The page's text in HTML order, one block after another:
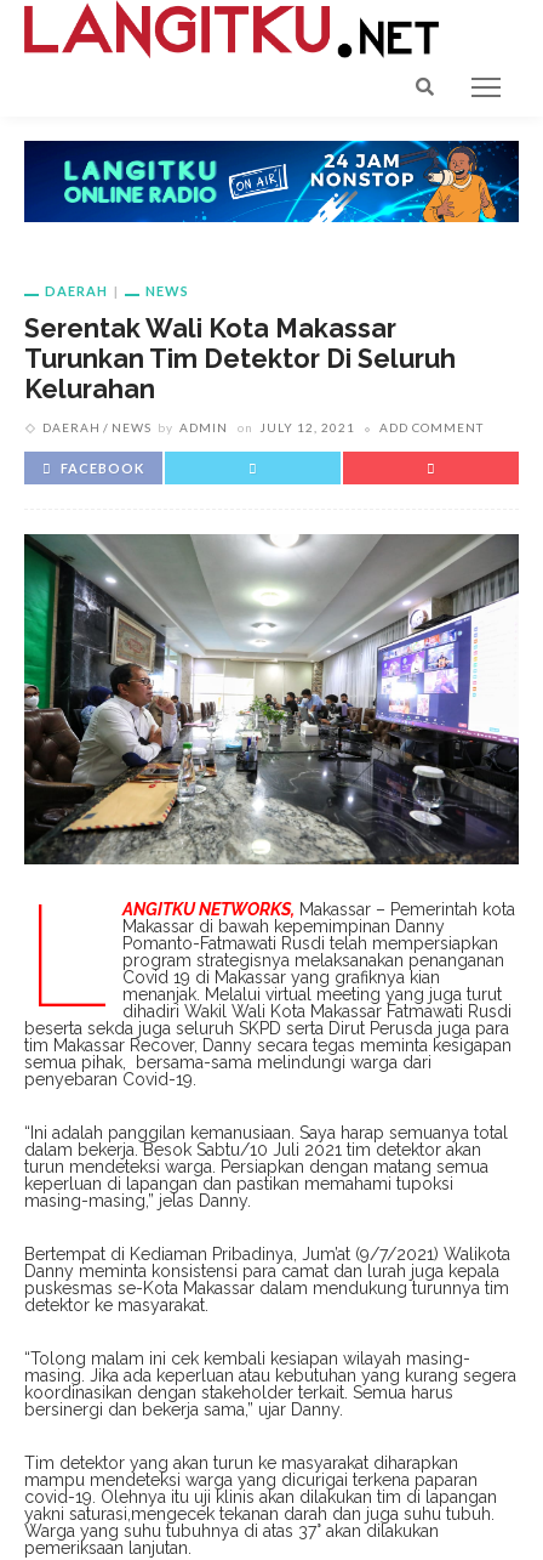
DAERAH NEWS
Serentak Wali Kota Makassar
Turunkan Tim Detektor Di Seluruh
Kelurahan
DAERAH NEWS by ADMIN on JULY 12, 2021 ADD COMMENT
FACEBOOK
L ANGITKU NETWORKS, Makassar – Pemerintah kota
Makassar di bawah kepemimpinan Danny
Pomanto-Fatmawati Rusdi telah mempersiapkan
program strategisnya melaksanakan penanganan
Covid 19 di Makassar yang grafiknya kian
menanjak. Melalui virtual meeting yang juga turut
dihadiri Wakil Wali Kota Makassar Fatmawati Rusdi
beserta sekda juga seluruh SKPD serta Dirut Perusda juga para
tim Makassar Recover, Danny secara tegas meminta kesigapan
semua pihak, bersama-sama melindungi warga dari
penyebaran Covid-19.
“Ini adalah panggilan kemanusiaan. Saya harap semuanya total
dalam bekerja. Besok Sabtu/10 Juli 2021 tim detektor akan
turun mendeteksi warga. Persiapkan dengan matang semua
keperluan di lapangan dan pastikan memahami tupoksi
masing-masing,” jelas Danny.
Bertempat di Kediaman Pribadinya, Jum’at (9/7/2021) Walikota
Danny meminta konsistensi para camat dan lurah juga kepala
puskesmas se-Kota Makassar dalam mendukung turunnya tim
detektor ke masyarakat.
“Tolong malam ini cek kembali kesiapan wilayah masing-
masing. Jika ada keperluan atau kebutuhan yang kurang segera
koordinasikan dengan stakeholder terkait. Semua harus
bersinergi dan bekerja sama,” ujar Danny.
Tim detektor yang akan turun ke masyarakat diharapkan
mampu mendeteksi warga yang dicurigai terkena paparan
covid-19. Olehnya itu uji klinis akan dilakukan tim di lapangan
yakni saturasi,mengecek tekanan darah dan juga suhu tubuh.
Warga yang suhu tubuhnya di atas 37° akan dilakukan
pemeriksaan lanjutan.